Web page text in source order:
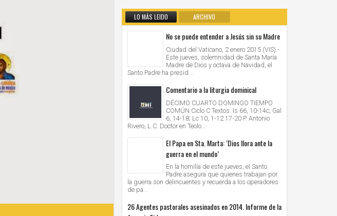
LO MÁS LEIDO ARCHIVO
No se puede entender a Jesús sin su Madre
Ciudad del Vaticano, 2 enero 2015 (VIS).-
Este jueves, solemnidad de Santa María
Madre de Dios y octava de Navidad, el
Santo Padre ha presid...
Comentario a la liturgia dominical
DÉCIMO CUARTO DOMINGO TIEMPO
COMÚN Ciclo C Textos: Is 66, 10-14c; Gal
6, 14-18; Lc 10, 1-12.17-20 P. Antonio
Rivero, L.C. Doctor en Teolo...
El Papa en Sta. Marta: ‘Dios llora ante la
guerra en el mundo’
En la homilía de este jueves, el Santo
Padre asegura que quienes trabajan por
la guerra son delincuentes y recuerda a los operadores
de pa...
26 Agentes pastorales asesinados en 2014. Informe de la